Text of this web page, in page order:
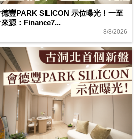
豐PARK SILICON 示位曝光！一至
源：Finance7...
8/8/2026